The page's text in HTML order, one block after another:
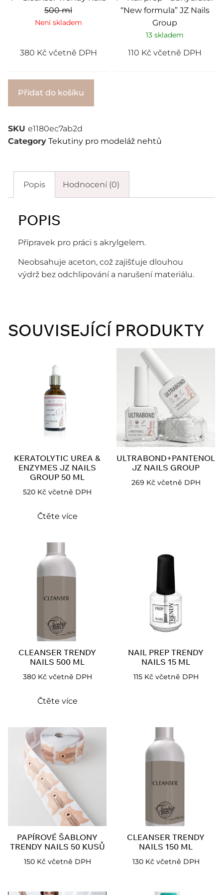
500 ml
Není skladem
380 Kč včetně DPH
“New formula” JZ Nails
Group
13 skladem
110 Kč včetně DPH
Přidat do košíku
SKU e1180ec7ab2d
Category Tekutiny pro modeláž nehtů
Popis Hodnocení (0)
POPIS
Přípravek pro práci s akrylgelem.
Neobsahuje aceton, což zajišťuje dlouhou
výdrž bez odchlipování a narušení materiálu.
SOUVISEJÍCÍ PRODUKTY
KERATOLYTIC UREA &
ENZYMES JZ NAILS
GROUP 50 ML
520 Kč včetně DPH
Čtěte více
ULTRABOND+PANTENOL
JZ NAILS GROUP
269 Kč včetně DPH
CLEANSER TRENDY
NAILS 500 ML
380 Kč včetně DPH
Čtěte více
NAIL PREP TRENDY
NAILS 15 ML
115 Kč včetně DPH
PAPÍROVÉ ŠABLONY
TRENDY NAILS 50 KUSŮ
150 Kč včetně DPH
CLEANSER TRENDY
NAILS 150 ML
130 Kč včetně DPH